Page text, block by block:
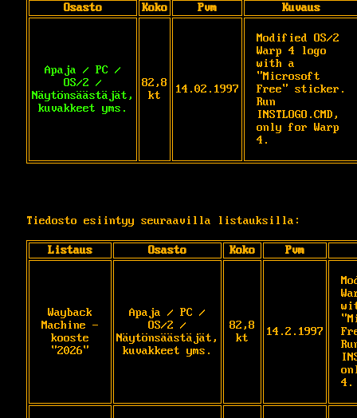
Osasto Koko Pvm Kuvaus
Apaja / PC /
OS/2 /
Näytönsäästäjät,
kuvakkeet yms.
82,8
kt
14.02.1997
Modified OS/2
Warp 4 logo
with a
"Microsoft
Free" sticker.
Run
INSTLOGO.CMD,
only for Warp
4.
Tiedosto esiintyy seuraavilla listauksilla:
Listaus Osasto Koko Pvm
Wayback
Machine -
kooste
"2026"
Apaja / PC /
OS/2 /
Näytönsäästäjät,
kuvakkeet yms.
82,8
kt
14.2.1997
4.